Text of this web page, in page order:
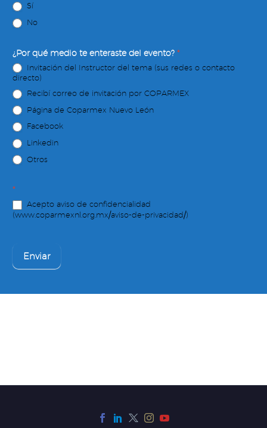
Sí
No
¿Por qué medio te enteraste del evento? *
Invitación del Instructor del tema (sus redes o contacto
directo)
Recibí correo de invitación por COPARMEX
Página de Coparmex Nuevo León
Facebook
Linkedin
Otros
*
Acepto aviso de confidencialidad
(www.coparmexnl.org.mx/aviso-de-privacidad/)
Enviar